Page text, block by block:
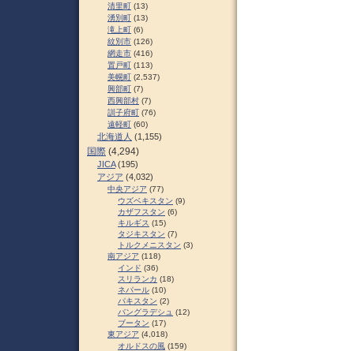
清里町 (13)
湧別町 (13)
滝上町 (6)
紋別市 (126)
網走市 (416)
置戸町 (113)
美幌町 (2,537)
興部町 (7)
西興部村 (7)
訓子府町 (76)
遠軽町 (60)
北海道人 (1,155)
国際 (4,294)
JICA(195)
アジア (4,032)
中央アジア (77)
ウズベキスタン (9)
カザフスタン (6)
キルギス (15)
タジキスタン (7)
トルクメニスタン (3)
南アジア (118)
インド (36)
スリランカ (18)
ネパール (10)
パキスタン (2)
バングラデシュ (12)
ブータン (17)
東アジア (4,018)
オルドスの風 (159)